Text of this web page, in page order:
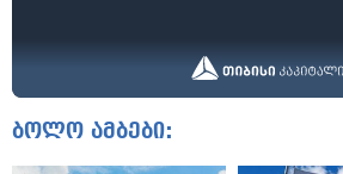
ბოლო ამბები: